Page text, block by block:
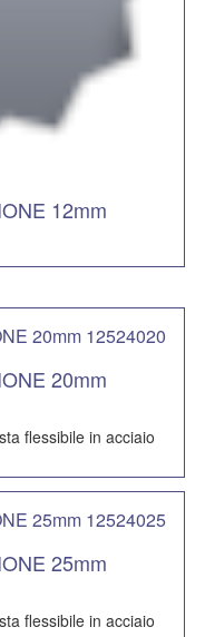
12mm
20mm
flessibile in acciaio
25mm
flessibile in acciaio